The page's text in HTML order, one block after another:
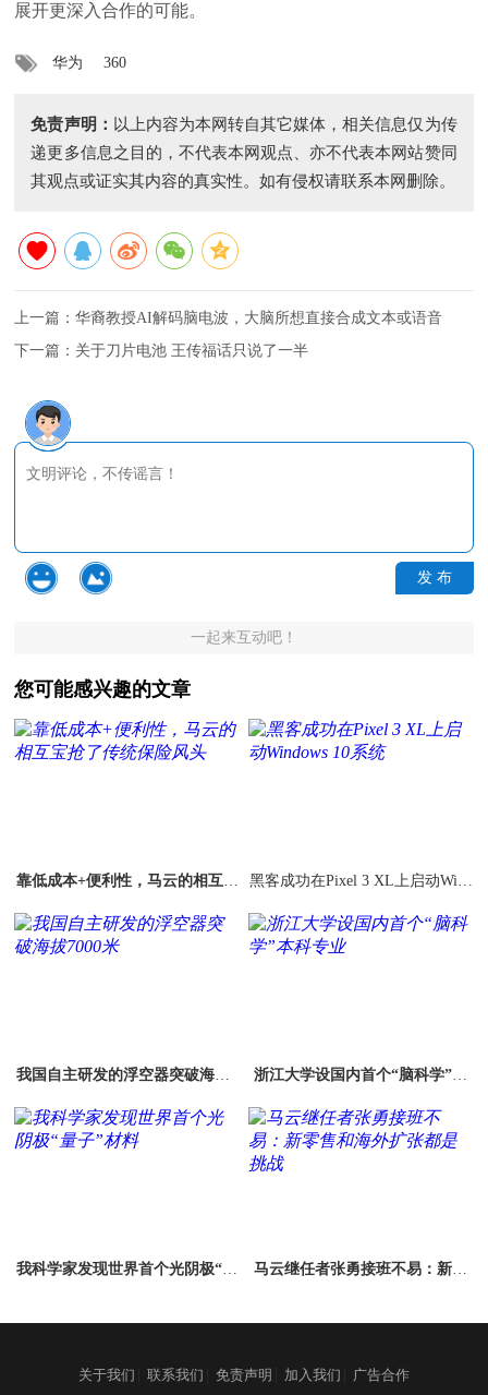
展开更深入合作的可能。
华为 360
免责声明： 以上内容为本网转自其它媒体，相关信息仅为传
递更多信息之目的，不代表本网观点、亦不代表本网站赞同
其观点或证实其内容的真实性。如有侵权请联系本网删除。
上一篇：华裔教授AI解码脑电波，大脑所想直接合成文本或语音
下一篇： 关于刀片电池 王传福话只说了一半
发 布
一起来互动吧！
您可能感兴趣的文章
靠低成本+便利性，马云的相互宝
黑客成功在Pixel 3 XL上启动Wind
我国自主研发的浮空器突破海拔7
浙江大学设国内首个“脑科学”本
我科学家发现世界首个光阴极“量
马云继任者张勇接班不易：新零
关于我们 联系我们 免责声明 加入我们 广告合作